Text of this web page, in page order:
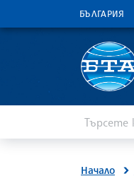
БЪЛГАРИЯ
Начало